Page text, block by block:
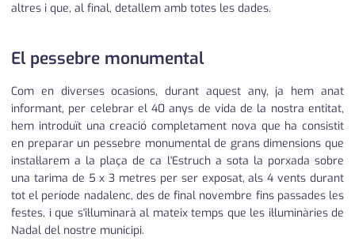
altres i que, al final, detallem amb totes les dades.
El pessebre monumental
Com en diverses ocasions, durant aquest any, ja hem anat
informant, per celebrar el 40 anys de vida de la nostra entitat,
hem introduït una creació completament nova que ha consistit
en preparar un pessebre monumental de grans dimensions que
instal·larem a la plaça de ca l'Estruch a sota la porxada sobre
una tarima de 5 x 3 metres per ser exposat, als 4 vents durant
tot el període nadalenc, des de final novembre fins passades les
festes, i que s'il·luminarà al mateix temps que les il·luminàries de
Nadal del nostre municipi.